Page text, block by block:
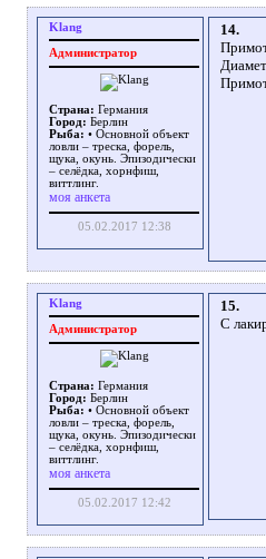
Klang
Администратор
Страна: Германия
Город: Берлин
Рыба: • Основной объект
ловли – треска, форель,
щука, окунь. Эпизодически
– селёдка, хорнфиш,
виттлинг.
моя анкета
05.02.2017 12:38
14.
Klang
Администратор
Страна: Германия
Город: Берлин
Рыба: • Основной объект
ловли – треска, форель,
щука, окунь. Эпизодически
– селёдка, хорнфиш,
виттлинг.
моя анкета
05.02.2017 12:42
15.
С